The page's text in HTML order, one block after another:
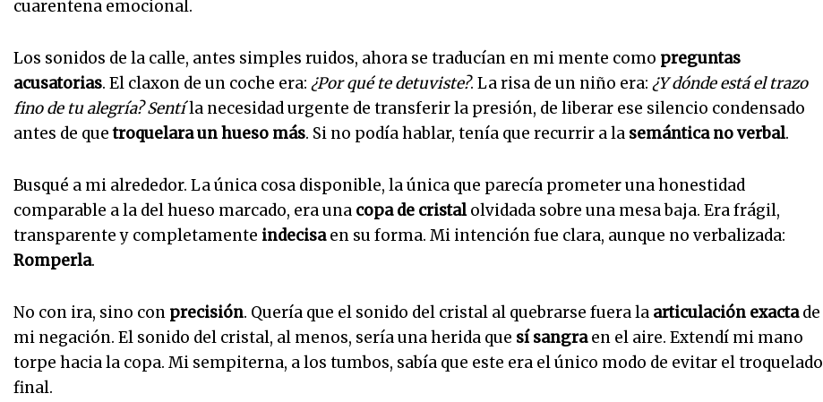
cuarentena emocional.
Los sonidos de la calle, antes simples ruidos, ahora se traducían en mi mente como preguntas
acusatorias. El claxon de un coche era: ¿Por qué te detuviste?. La risa de un niño era: ¿Y dónde está el trazo
fino de tu alegría? Sentíla necesidad urgente de transferir la presión, de liberar ese silencio condensado
antes de quetroquelara un hueso más. Si no podía hablar, tenía que recurrir a la semántica no verbal.
Busqué a mi alrededor. La única cosa disponible, la única que parecía prometer una honestidad
comparable a la del hueso marcado, era una copa de cristalolvidada sobre una mesa baja. Era frágil,
transparente y completamente indecisaen su forma. Mi intención fue clara, aunque no verbalizada:
Romperla.
No con ira, sino con precisión. Quería que el sonido del cristal al quebrarse fuera la articulación exactade
mi negación. El sonido del cristal, al menos, sería una herida que sí sangraen el aire. Extendí mi mano
torpe hacia la copa. Mi sempiterna, a los tumbos, sabía que este era el único modo de evitar el troquelado
final.